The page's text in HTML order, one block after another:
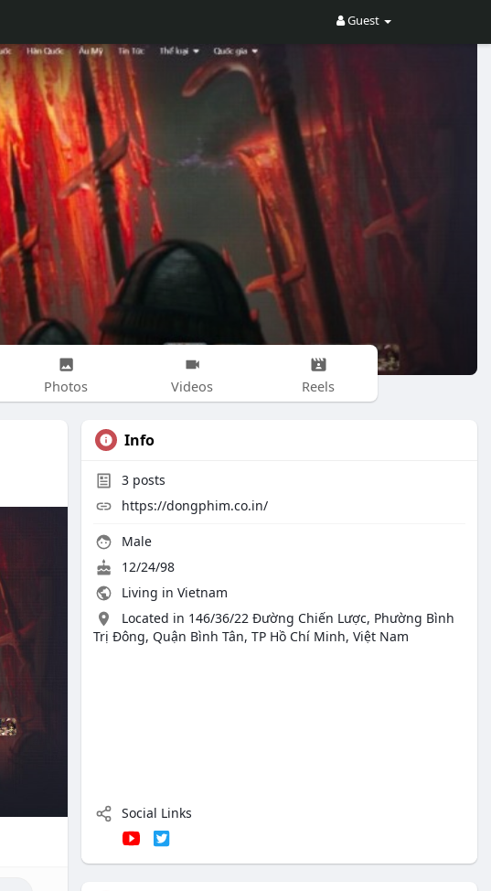
Guest
Photos Videos Reels
Info
3 posts
https://dongphim.co.in/
Male
12/24/98
Living in Vietnam
Located in 146/36/22 Đường Chiến Lược, Phường Bình
Trị Đông, Quận Bình Tân, TP Hồ Chí Minh, Việt Nam
Social Links